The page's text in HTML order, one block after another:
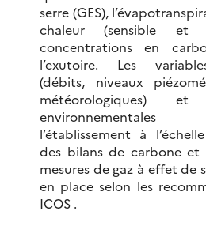
serre (GES),
chaleur (sensible
concentrations en
l’exutoire. Les
(débits, niveaux
météorologiques)
l’établissement à
des bilans de carbone et
mesures de gaz à effet de
en place selon les
ICOS .